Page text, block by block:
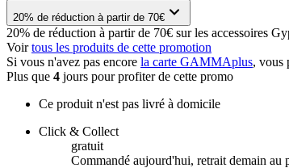
20% de réduction à partir de 70€
20% de réduction à partir de 70€ sur les accessoires
Voirtous les produits de cette promotion
Si vous n'avez pas encore la carte GAMMAplus, vous
Plus que 4 jours pour profiter de cette promo
Ce produit n'est pas livré à domicile
Click & Collect
gratuit
Commandé aujourd'hui, retrait demain au